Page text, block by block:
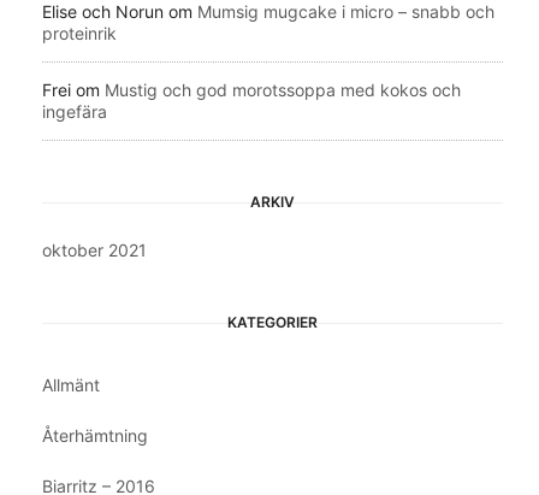
Elise och Norun om Mumsig mugcake i micro – snabb och
proteinrik
Frei om Mustig och god morotssoppa med kokos och
ingefära
ARKIV
oktober 2021
KATEGORIER
Allmänt
Återhämtning
Biarritz – 2016